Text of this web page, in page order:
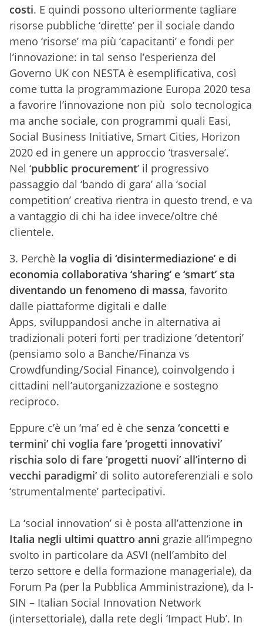
costi. E quindi possono ulteriormente tagliare
risorse pubbliche ‘dirette’ per il sociale dando
meno ‘risorse’ ma più ‘capacitanti’ e fondi per
l’innovazione: in tal senso l’esperienza del
Governo UK con NESTA è esemplificativa, così
come tutta la programmazione Europa 2020 tesa
a favorire l’innovazione non più solo tecnologica
ma anche sociale, con programmi quali Easi,
Social Business Initiative, Smart Cities, Horizon
2020 ed in genere un approccio ‘trasversale’.
Nel ‘pubblic procurement’ il progressivo
passaggio dal ‘bando di gara’ alla ‘social
competition’ creativa rientra in questo trend, e va
a vantaggio di chi ha idee invece/oltre ché
clientele.
3. Perchè la voglia di ‘disintermediazione’ e di
economia collaborativa ‘sharing’ e ‘smart’ sta
diventando un fenomeno di massa, favorito
dalle piattaforme digitali e dalle
Apps, sviluppandosi anche in alternativa ai
tradizionali poteri forti per tradizione ‘detentori’
(pensiamo solo a Banche/Finanza vs
Crowdfunding/Social Finance), coinvolgendo i
cittadini nell’autorganizzazione e sostegno
reciproco.
Eppure c’è un ‘ma’ ed è che senza ‘concetti e
termini’ chi voglia fare ‘progetti innovativi’
rischia solo di fare ‘progetti nuovi’ all’interno di
vecchi paradigmi’di solito autoreferenziali e solo
‘strumentalmente’ partecipativi.
La ‘social innovation’ si è posta all’attenzione in
Italia negli ultimi quattro anni grazie all’impegno
svolto in particolare da ASVI (nell’ambito del
terzo settore e della formazione manageriale), da
Forum Pa (per la Pubblica Amministrazione), da I-
SIN – Italian Social Innovation Network
(intersettoriale), dalla rete degli ‘Impact Hub’. In